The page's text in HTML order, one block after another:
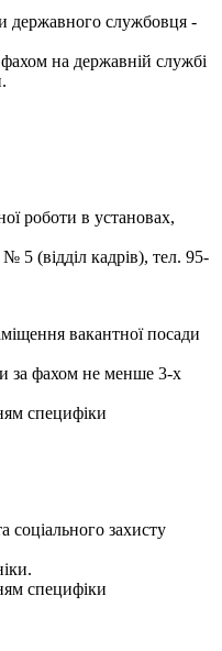
державного службовця -
на державній службі
роботи в установах,
5 (відділ кадрів), тел. 95-
вакантної посади
за фахом не менше 3-х
специфіки
соціального захисту
специфіки